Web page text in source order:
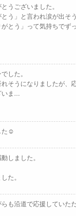
うございました。
う」と言われ涙が出そ
とう」って気持ちでず
した。
そうになりましたが、
ま...
た☺️
しました。
た。
も沿道で応援してい